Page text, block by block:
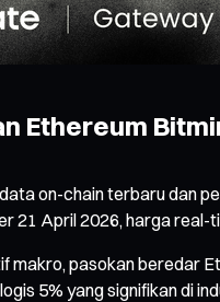
Ethereum
on-chain terbaru dan
21 April 2026, harga real-
makro, pasokan beredar
5% yang signifikan di